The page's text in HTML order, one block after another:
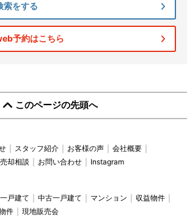
索をする
予約はこちら
このページの先頭へ
スタッフ紹介 お客様の声
会社概要
売却相談 お問い合わせ Instagram
戸建て 中古一戸建て マンション
収益物件
件 現地販売会